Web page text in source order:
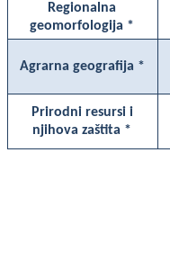
Regionalna
geomorfologija *
Agrarna geografija *
Prirodni resursi i
njihova zaštita *